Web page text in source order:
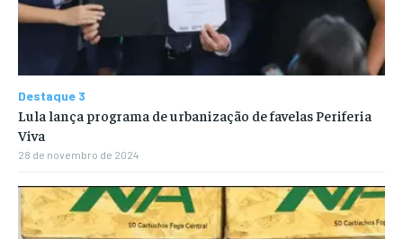
Destaque 3
Lula lança programa de urbanização de favelas Periferia
Viva
28 de novembro de 2024